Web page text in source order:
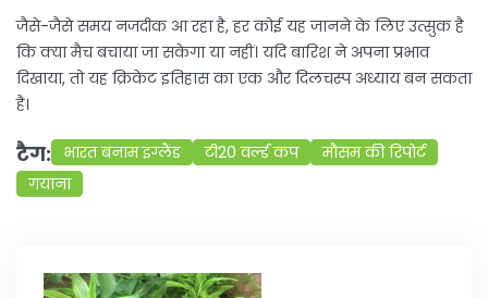
जैसे-जैसे समय नजदीक आ रहा है, हर कोई यह जानने के लिए उत्सुक है
कि क्या मैच बचाया जा सकेगा या नहीं। यदि बारिश ने अपना प्रभाव
दिखाया, तो यह क्रिकेट इतिहास का एक और दिलचस्प अध्याय बन सकता
है।
टैग: भारत बनाम इंग्लैंड टी20 वर्ल्ड कप
मौसम की रिपोर्ट
गयाना